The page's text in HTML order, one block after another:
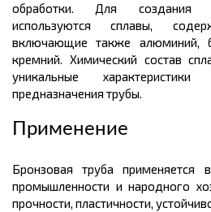
обработки. Для создания
используются сплавы,
включающие также алюминий,
кремний. Химический состав
уникальные
предназначения трубы.
Применение
Бронзовая труба применяется
промышленности и народного
прочности, пластичности,